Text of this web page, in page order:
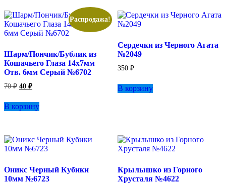
вариаций.
Опции
странице
товара.
Распродажа!
Шарм/Пончик/Бублик из
Кошачьего Глаза 14х7мм
Отв. 6мм Серый №6702
70₽ Первоначальная
составляла
70 ₽.
40 ₽Текущая
40 ₽.
В корзину
Сердечки из Черного Агата
№2049
350 ₽
В корзину
Оникс Черный Кубики
10мм №6723
Крылышко из Горного
Хрусталя №4622